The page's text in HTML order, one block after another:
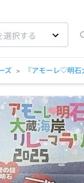
選択する
ズ > 『アモーレ♡明